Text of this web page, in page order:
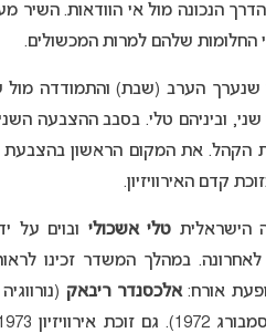
הנכונה מול אי הוודאות. השיר
החלומות שלהם למרות המכשולים.
שנערך הערב (שבת) והתמודדה
וביניהם טלי. בסבב ההצבעה
הקהל. את המקום הראשון בהצבעת
קדם האירוויזיון.
הישראלית טלי אשכולי ובוים על
לאחרונה. במהלך המשדר זכינו
אורח:אלכסנדר ריבאק (נורווגיה 2009),